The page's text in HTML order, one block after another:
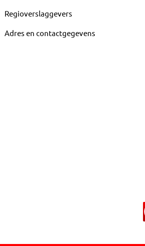
Regioverslaggevers
Adres en contactgegevens